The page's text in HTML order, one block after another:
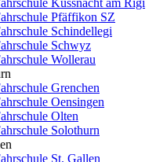
Küssnacht am Rigi
Pfäffikon SZ
Schindellegi
Schwyz
Wollerau
Grenchen
Oensingen
Olten
Solothurn
St. Gallen